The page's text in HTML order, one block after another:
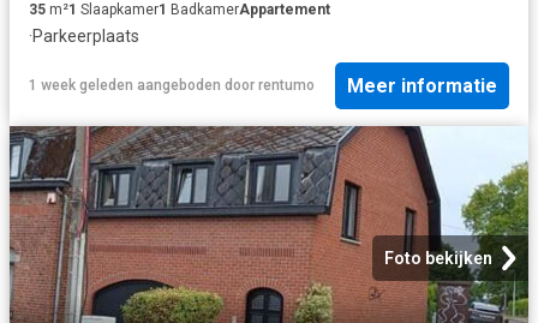
35 m²1 Slaapkamer1 BadkamerAppartement
·Parkeerplaats
1 week geleden aangeboden door rentumo Meer informatie
Foto bekijken